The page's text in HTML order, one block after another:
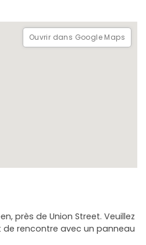
Ouvrir dans Google Maps
près de Union Street. Veuillez
de rencontre avec un panneau